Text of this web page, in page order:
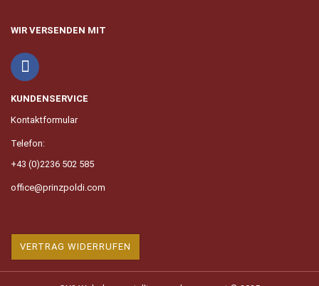
WIR VERSENDEN MIT
KUNDENSERVICE
Kontaktformular
Telefon:
+43 (0)2236 502 585
office@prinzpoldi.com
VERTRAG WIDERRUFEN